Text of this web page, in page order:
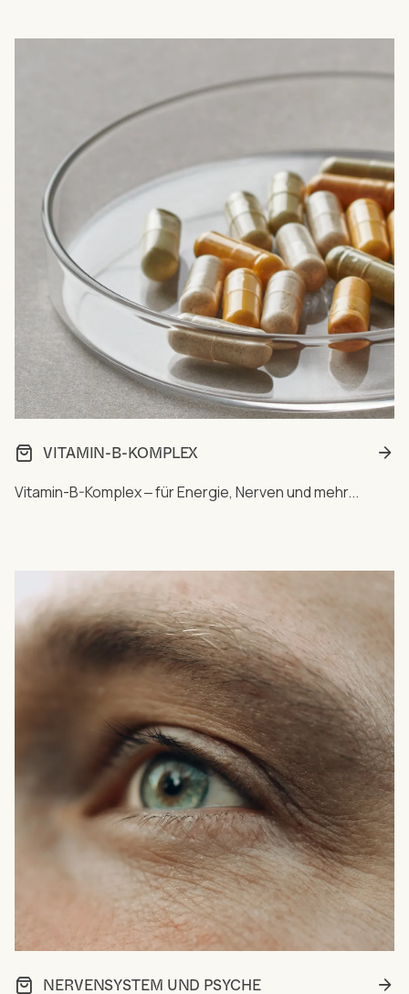
VITAMIN-B-KOMPLEX
Vitamin-B-Komplex ‒ für Energie, Nerven und mehr...
NERVENSYSTEM UND PSYCHE